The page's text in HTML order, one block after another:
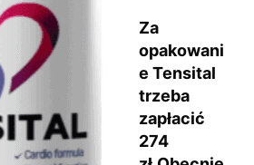
Za
opakowani
e Tensital
trzeba
zapłacić
274